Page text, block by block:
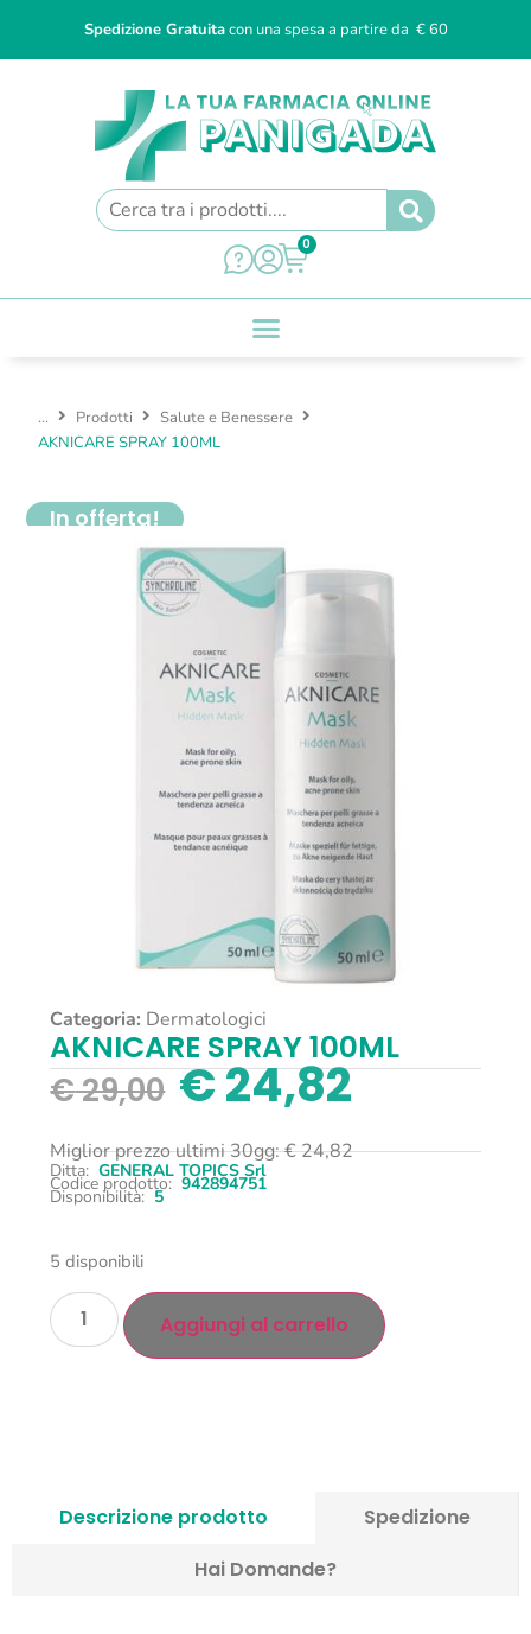
Spedizione Gratuitacon una spesa a partire da € 60
0
... Prodotti
Salute e Benessere
AKNICARE SPRAY 100ML
In offerta!
Categoria: Dermatologici
AKNICARE SPRAY 100ML
€29,00 €24,82
Miglior prezzo ultimi 30gg:€24,82
Ditta: GENERAL TOPICS Srl
Codice prodotto: 942894751
Disponibilità: 5
5 disponibili
Aggiungi al carrello
Descrizione prodotto
Spedizione
Hai Domande?